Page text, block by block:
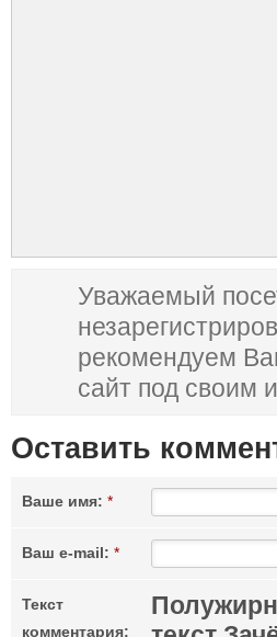
Уважаемый
рекомендуем
сайт под своим
Оставить
Ваше имя: *
Ваш e-mail: *
Текст
комментария: